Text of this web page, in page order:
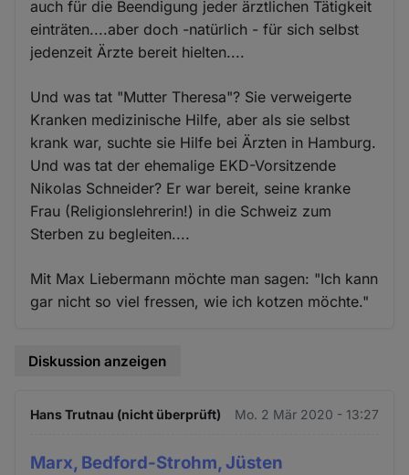
auch für die Beendigung jeder ärztlichen Tätigkeit
einträten....aber doch -natürlich - für sich selbst
jedenzeit Ärzte bereit hielten....
Und was tat "Mutter Theresa"? Sie verweigerte
Kranken medizinische Hilfe, aber als sie selbst
krank war, suchte sie Hilfe bei Ärzten in Hamburg.
Und was tat der ehemalige EKD-Vorsitzende
Nikolas Schneider? Er war bereit, seine kranke
Frau (Religionslehrerin!) in die Schweiz zum
Sterben zu begleiten....
Mit Max Liebermann möchte man sagen: "Ich kann
gar nicht so viel fressen, wie ich kotzen möchte."
Diskussion anzeigen
Hans Trutnau (nicht überprüft) Mo. 2 Mär 2020 - 13:27
Marx, Bedford-Strohm, Jüsten